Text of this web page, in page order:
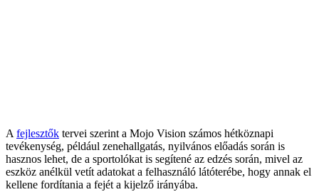
Afejlesztők tervei szerint a Mojo Vision számos hétköznapi
tevékenység, például zenehallgatás, nyilvános előadás során is
hasznos lehet, de a sportolókat is segítené az edzés során, mivel az
eszköz anélkül vetít adatokat a felhasználó látóterébe, hogy annak el
kellene fordítania a fejét a kijelző irányába.